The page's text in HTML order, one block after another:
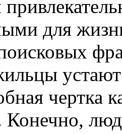
для
чертка